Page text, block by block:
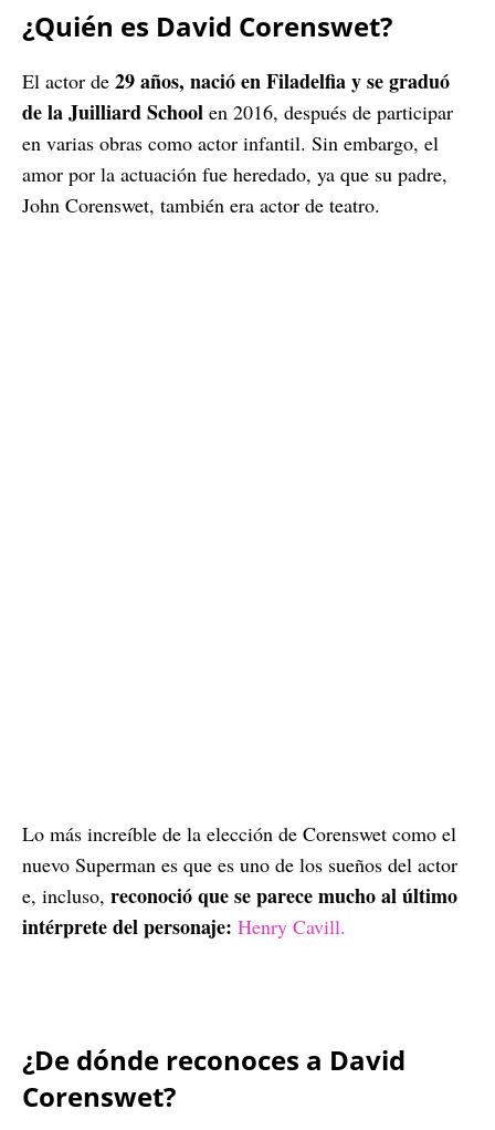
¿Quién es David Corenswet?
El actor de 29 años, nació en Filadelfia y se graduó
de la Juilliard School en 2016, después de participar
en varias obras como actor infantil. Sin embargo, el
amor por la actuación fue heredado, ya que su padre,
John Corenswet, también era actor de teatro.
Lo más increíble de la elección de Corenswet como el
nuevo Superman es que es uno de los sueños del actor
e, incluso, reconoció que se parece mucho al último
intérprete del personaje: Henry Cavill.
¿De dónde reconoces a David
Corenswet?